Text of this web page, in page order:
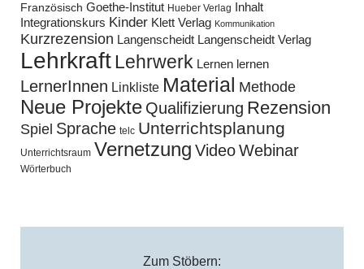
Französisch Goethe-Institut Hueber Verlag
Inhalt
Integrationskurs Kinder Klett Verlag Kommunikation
Kurzrezension Langenscheidt Langenscheidt Verlag
LehrkraftLehrwerk Lernen lernen
LernerInnen Linkliste Material Methode
Neue Projekte Qualifizierung Rezension
Spiel Sprache telc Unterrichtsplanung
Unterrichtsraum Vernetzung VideoWebinar
Wörterbuch
Zum Stöbern: